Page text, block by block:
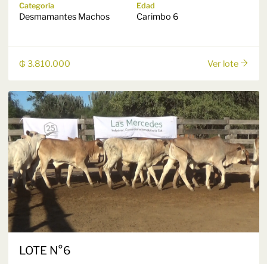
Categoría
Desmamantes Machos
Edad
Carimbo 6
₲ 3.810.000 Ver lote
LOTE N°6